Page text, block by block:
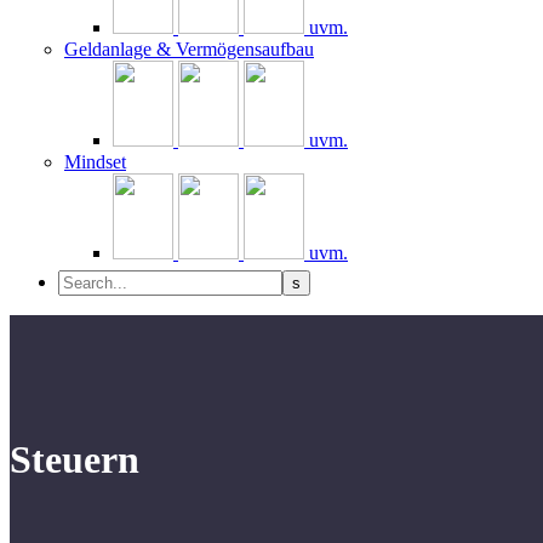
uvm.
Geldanlage & Vermögensaufbau
uvm.
Mindset
uvm.
Steuern